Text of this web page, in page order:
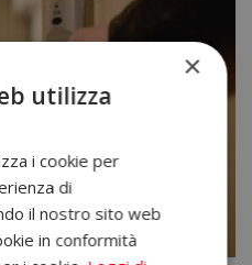
×
utilizza
i cookie per
di
il nostro sito web
in conformità